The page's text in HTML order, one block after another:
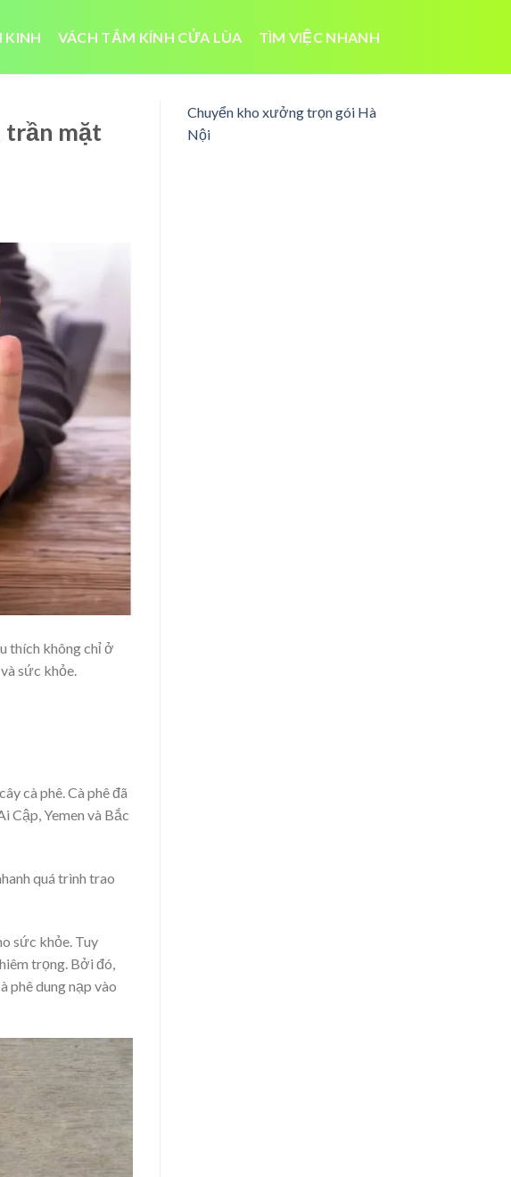
KINH VÁCH TẮM KÍNH CỬA LÙA TÌM VIỆC NHANH
trần mặt
thích không chỉ ở
sức khỏe.
cà phê. Cà phê đã
Cập, Yemen và Bắc
quá trình trao
sức khỏe. Tuy
trọng. Bởi đó,
phê dung nạp vào
Chuyển kho xưởng trọn gói Hà
Nội